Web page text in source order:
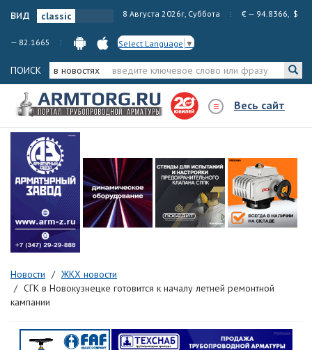
вид 8 Августа 2026г, Суббота € — 94.8366, $
— 82.1665 Select Language ▼
ПОИСК в новостях
Весь сайт
Новости
ЖКХ новости
СГК в Новокузнецке готовится к началу летней ремонтной
кампании